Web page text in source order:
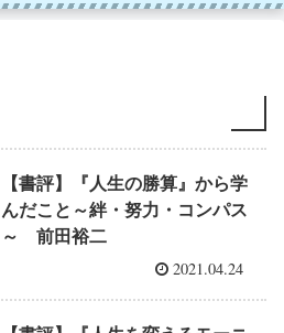
【書評】『人生の勝算』から学
んだこと～絆・努力・コンパス
～ 前田裕二
2021.04.24